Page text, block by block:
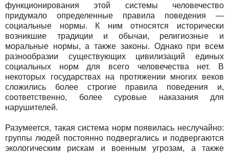
функционирования этой системы человечество
придумало определенные правила поведения —
социальные нормы. К ним относятся исторически
возникшие традиции и обычаи, религиозные и
моральные нормы, а также законы. Однако при всем
разнообразии существующих цивилизаций единых
социальных норм для всего человечества нет. В
некоторых государствах на протяжении многих веков
сложились более строгие правила поведения и,
соответственно, более суровые наказания для
нарушителей.
Разумеется, такая система норм появилась неслучайно:
группы людей постоянно подвергались и подвергаются
экологическим рискам и военным угрозам, а также